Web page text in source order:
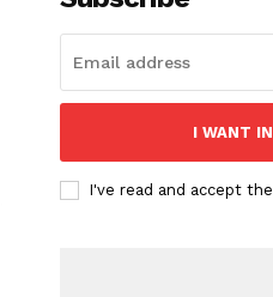
I WANT IN
I've read and accept the